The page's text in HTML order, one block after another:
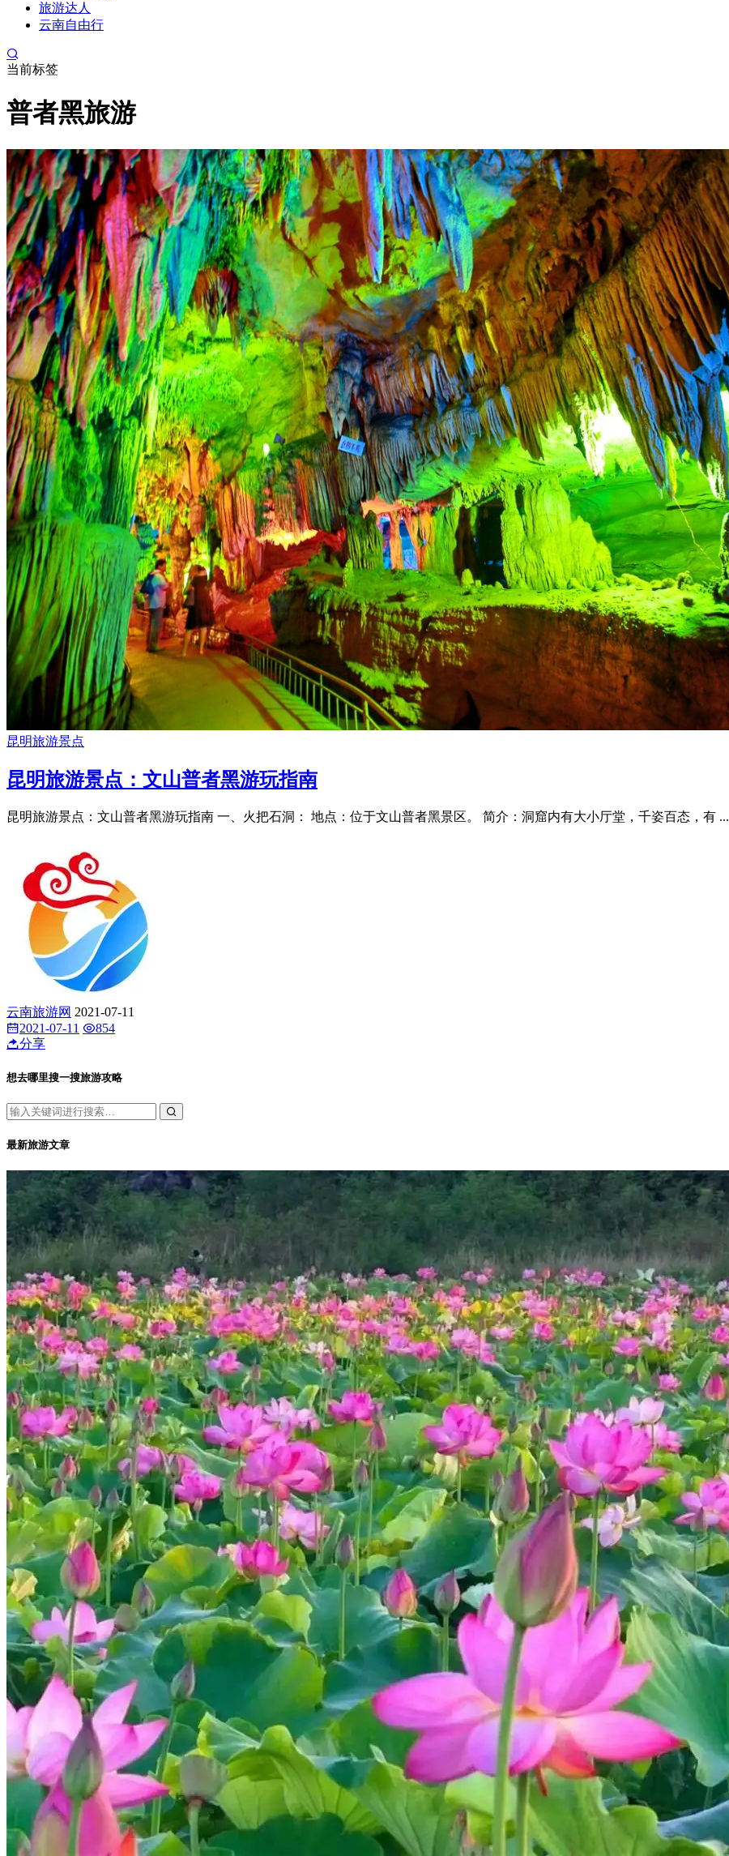
旅游达人
云南自由行
当前标签
普者黑旅游
昆明旅游景点
昆明旅游景点：文山普者黑游玩指南
昆明旅游景点：文山普者黑游玩指南 一、火把石洞： 地点：位于文山普者黑景区。 简介：洞窟内有大小厅堂，千姿百态，有 ...
云南旅游网 2021-07-11
2021-07-11
854
分享
想去哪里搜一搜旅游攻略
最新旅游文章